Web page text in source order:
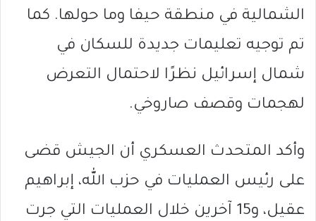
الشمالية في منطقة حيفا وما حولها. كما
تم توجيه تعليمات جديدة للسكان في
شمال إسرائيل نظرًا لاحتمال التعرض
لهجمات وقصف صاروخي.
وأكد المتحدث العسكري أن الجيش قضى
على رئيس العمليات في حزب الله، إبراهيم
عقيل، و15 آخرين خلال العمليات التي جرت